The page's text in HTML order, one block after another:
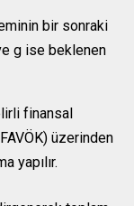
bir sonraki
g ise beklenen
finansal
üzerinden
yapılır.